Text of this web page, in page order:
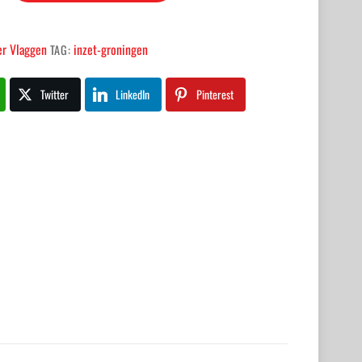
Vlaggen TAG: inzet-groningen
Twitter LinkedIn Pinterest